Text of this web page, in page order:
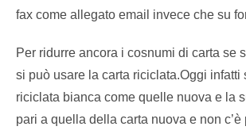
fax come allegato email invece che su
Per ridurre ancora i cosnumi di carta se
si può usare la carta riciclata.Oggi infatti
riciclata bianca come quelle nuova e la
pari a quella della carta nuova e non